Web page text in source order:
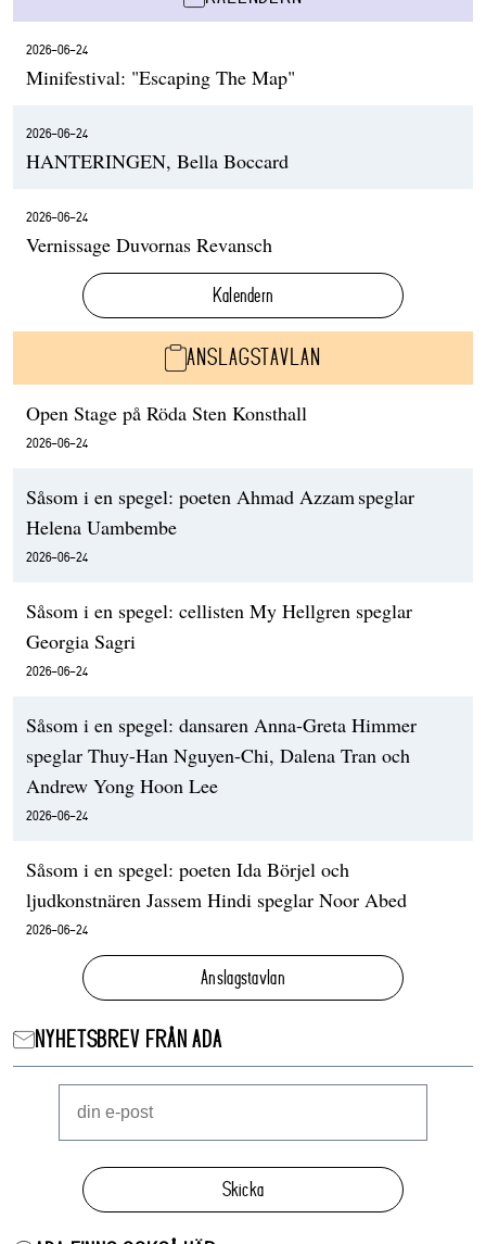
2026-06-24
Minifestival: "Escaping The Map"
2026-06-24
HANTERINGEN, Bella Boccard
2026-06-24
Vernissage Duvornas Revansch
Kalendern
ANSLAGSTAVLAN
Open Stage på Röda Sten Konsthall
2026-06-24
Såsom i en spegel: poeten Ahmad Azzam speglar
Helena Uambembe
2026-06-24
Såsom i en spegel: cellisten My Hellgren speglar
Georgia Sagri
2026-06-24
Såsom i en spegel: dansaren Anna-Greta Himmer
speglar Thuy-Han Nguyen-Chi, Dalena Tran och
Andrew Yong Hoon Lee
2026-06-24
Såsom i en spegel: poeten Ida Börjel och
ljudkonstnären Jassem Hindi speglar Noor Abed
2026-06-24
Anslagstavlan
NYHETSBREV FRÅN ADA
Skicka